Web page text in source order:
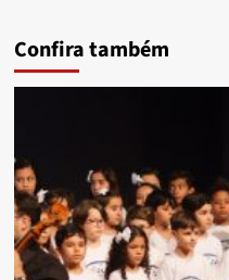
Confira também